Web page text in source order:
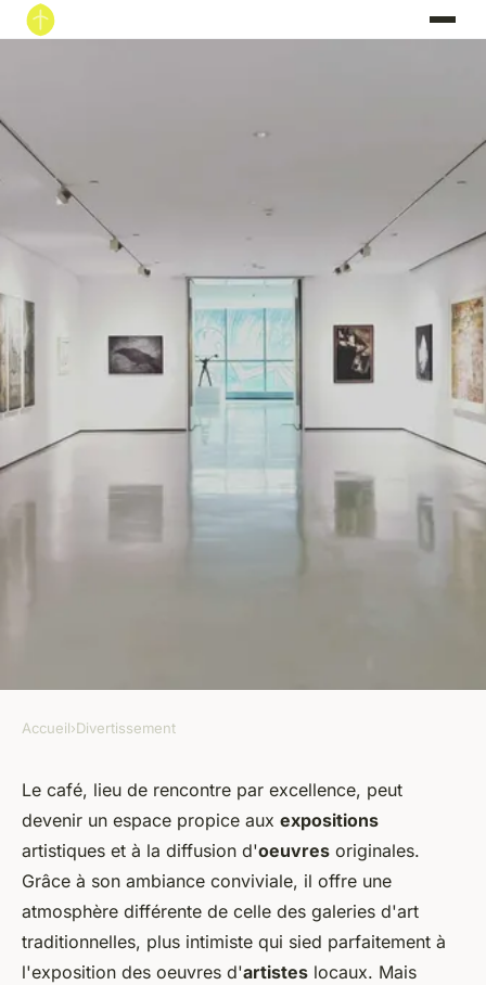
Comment organiser une
exposition de peinture pour
des artistes locaux dans un
café?
Augustin•5 juin 2024 •5 min de lecture
Accueil›Divertissement
Le café, lieu de rencontre par excellence, peut
devenir un espace propice aux expositions
artistiques et à la diffusion d'oeuvres originales.
Grâce à son ambiance conviviale, il offre une
atmosphère différente de celle des galeries d'art
traditionnelles, plus intimiste qui sied parfaitement à
l'exposition des oeuvres d'artistes locaux. Mais